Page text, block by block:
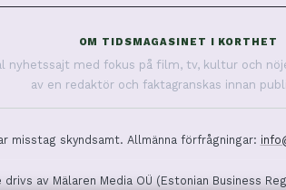
OM TIDSMAGASINET I KORTHET
nyhetssajt med fokus på film, tv, kultur och
av en redaktör och faktagranskas innan
misstag skyndsamt. Allmänna förfrågningar:
av Mälaren Media OÜ (Estonian Business